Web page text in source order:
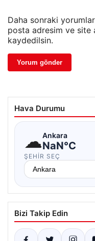
Daha sonraki
posta adresim ve site
kaydedilsin.
Hava Durumu
☁Ankara
NaN°C
ŞEHIR SEÇ
Bizi Takip Edin